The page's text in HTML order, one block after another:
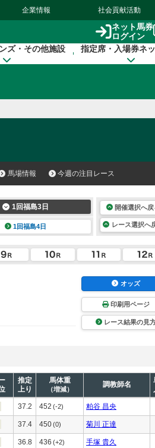
企業情報 社会貢献活動
ネット馬券
ログイン
ズ・その他施設 指定席・入場券ネ
馬場情報 今週の注目レース
1回福島3日
1回福島4日
開催選択へ戻
レース選択へ
オッズ
印刷用ページ
レース結果の見
推定
上り
馬体重
（増減）
調教師名
37.2 452 (-2) 粕谷 昌央
37.4 450(0) 菊川 正達
36.8 436 (+2) 手塚 貴久